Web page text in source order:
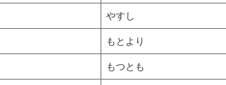
やすし
もとより
もつとも